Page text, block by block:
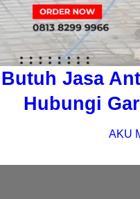
Butuh Jasa
Hubungi
AKU